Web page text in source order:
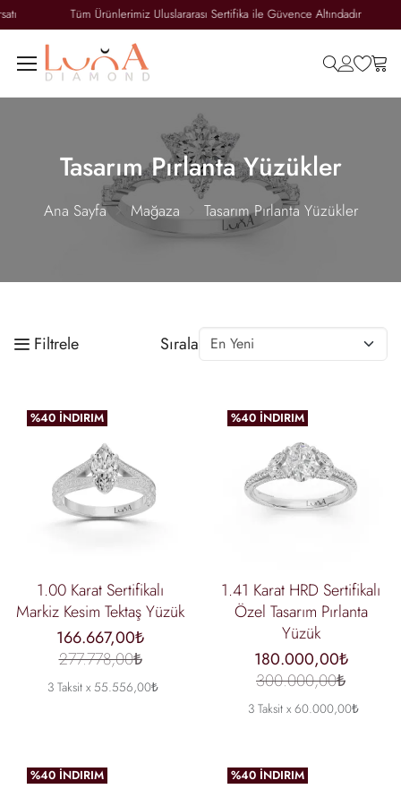
Tüm Ürünlerimiz Uluslararası Sertifika ile Güvence Altındadır
search
Tasarım Pırlanta Yüzükler
Ana Sayfa Mağaza Tasarım Pırlanta Yüzükler
Filtrele Sırala
%40 İNDIRIM
1.00 Karat Sertifikalı
Markiz Kesim Tektaş Yüzük
166.667,00₺
277.778,00₺
3 Taksit x 55.556,00₺
%40 İNDIRIM
1.41 Karat HRD Sertifikalı
Özel Tasarım Pırlanta
Yüzük
180.000,00₺
300.000,00₺
3 Taksit x 60.000,00₺
%40 İNDIRIM %40 İNDIRIM